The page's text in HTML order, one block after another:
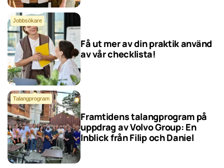
Jobbsökare
Få ut mer av din praktik använd
av vår checklista!
Jobbsökare
Talangprogram
Framtidens talangprogram på
uppdrag av Volvo Group: En
Inblick från Filip och Daniel